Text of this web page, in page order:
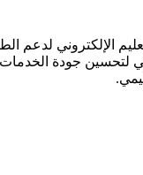
الإلكتروني لدعم
لتحسين جودة